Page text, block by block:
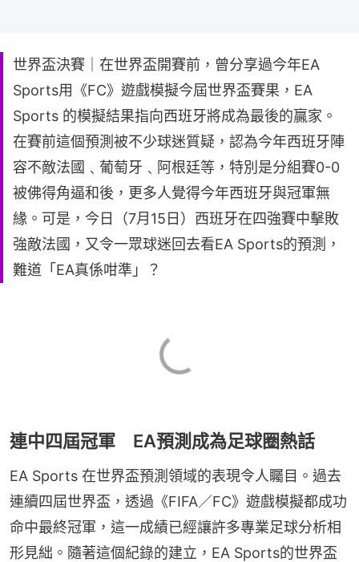
世界盃決賽｜在世界盃開賽前，曾分享過今年EA
Sports用《FC》遊戲模擬今屆世界盃賽果，EA
Sports 的模擬結果指向西班牙將成為最後的贏家。
在賽前這個預測被不少球迷質疑，認為今年西班牙陣
容不敵法國﹑葡萄牙﹑阿根廷等，特別是分組賽0-0
被佛得角逼和後，更多人覺得今年西班牙與冠軍無
緣。可是，今日（7月15日）西班牙在四強賽中擊敗
強敵法國，又令一眾球迷回去看EA Sports的預測，
難道「EA真係咁準」？
連中四屆冠軍 EA預測成為足球圈熱話
EA Sports 在世界盃預測領域的表現令人矚目。過去
連續四屆世界盃，透過《FIFA／FC》遊戲模擬都成功
命中最終冠軍，這一成績已經讓許多專業足球分析相
形見絀。隨著這個紀錄的建立，EA Sports的世界盃